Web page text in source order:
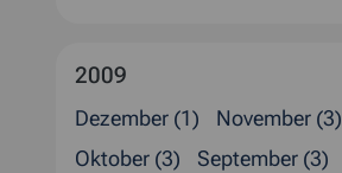
2009
Dezember (1)
November (3)
Oktober (3)
September (3)